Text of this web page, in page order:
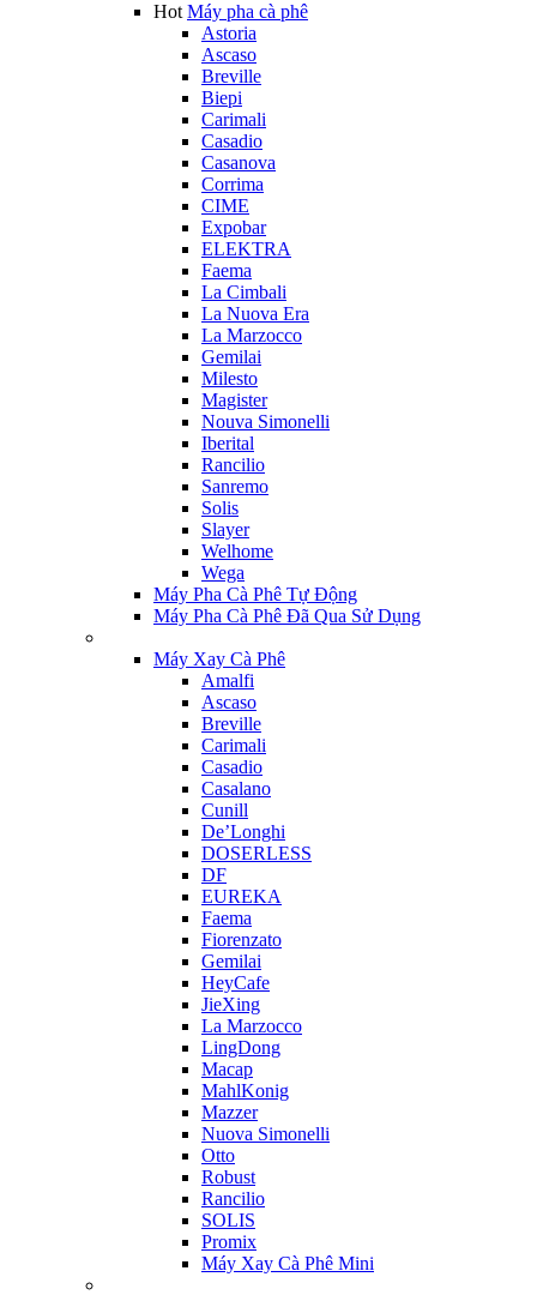
Hot Máy pha cà phê
Astoria
Ascaso
Breville
Biepi
Carimali
Casadio
Casanova
Corrima
CIME
Expobar
ELEKTRA
Faema
La Cimbali
La Nuova Era
La Marzocco
Gemilai
Milesto
Magister
Nouva Simonelli
Iberital
Rancilio
Sanremo
Solis
Slayer
Welhome
Wega
Máy Pha Cà Phê Tự Động
Máy Pha Cà Phê Đã Qua Sử Dụng
Máy Xay Cà Phê
Amalfi
Ascaso
Breville
Carimali
Casadio
Casalano
Cunill
De’Longhi
DOSERLESS
DF
EUREKA
Faema
Fiorenzato
Gemilai
HeyCafe
JieXing
La Marzocco
LingDong
Macap
MahlKonig
Mazzer
Nuova Simonelli
Otto
Robust
Rancilio
SOLIS
Promix
Máy Xay Cà Phê Mini